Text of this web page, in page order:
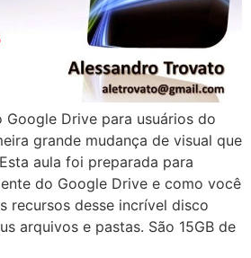
Google Drive para usuários do
grande mudança de visual que
aula foi preparada para
do Google Drive e como você
recursos desse incrível disco
arquivos e pastas. São 15GB de